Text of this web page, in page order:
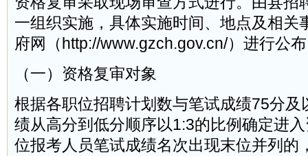
一组织实施，具体实施时间、地点及相关
府网（http://www.gzch.gov.cn/）进行公
（一）资格复审对象
根据各职位招聘计划数与笔试成绩75分及
绩从高分到低分顺序以1:3的比例确定进
位报考人员笔试成绩名次出现末位并列的